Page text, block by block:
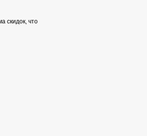
скидок, что